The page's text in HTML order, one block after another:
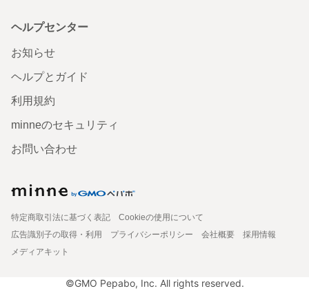
ヘルプセンター
お知らせ
ヘルプとガイド
利用規約
minneのセキュリティ
お問い合わせ
特定商取引法に基づく表記
Cookieの使用について
広告識別子の取得・利用
プライバシーポリシー 会社概要
採用情報
メディアキット
©GMO Pepabo, Inc. All rights reserved.